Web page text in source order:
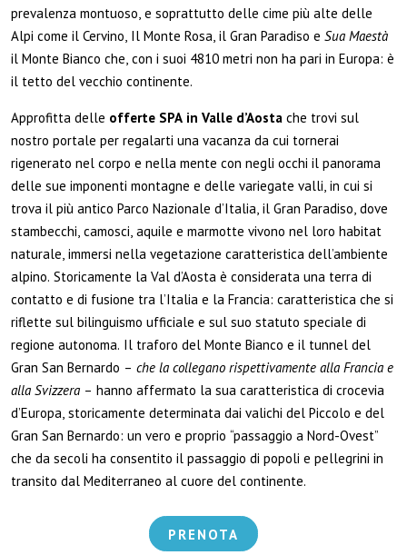
prevalenza montuoso, e soprattutto delle cime più alte delle
Alpi come il Cervino, Il Monte Rosa, il Gran Paradiso e Sua Maestà
il Monte Bianco che, con i suoi 4810 metri non ha pari in Europa: è
il tetto del vecchio continente.
Approfitta delle offerte SPA in Valle d’Aosta che trovi sul
nostro portale per regalarti una vacanza da cui tornerai
rigenerato nel corpo e nella mente con negli occhi il panorama
delle sue imponenti montagne e delle variegate valli, in cui si
trova il più antico Parco Nazionale d’Italia, il Gran Paradiso, dove
stambecchi, camosci, aquile e marmotte vivono nel loro habitat
naturale, immersi nella vegetazione caratteristica dell’ambiente
alpino. Storicamente la Val d’Aosta è considerata una terra di
contatto e di fusione tra l’Italia e la Francia: caratteristica che si
riflette sul bilinguismo ufficiale e sul suo statuto speciale di
regione autonoma. Il traforo del Monte Bianco e il tunnel del
Gran San Bernardo – che la collegano rispettivamente alla Francia e
alla Svizzera – hanno affermato la sua caratteristica di crocevia
d’Europa, storicamente determinata dai valichi del Piccolo e del
Gran San Bernardo: un vero e proprio “passaggio a Nord-Ovest”
che da secoli ha consentito il passaggio di popoli e pellegrini in
transito dal Mediterraneo al cuore del continente.
PRENOTA